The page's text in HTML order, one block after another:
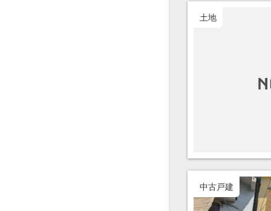
土地
中古戸建